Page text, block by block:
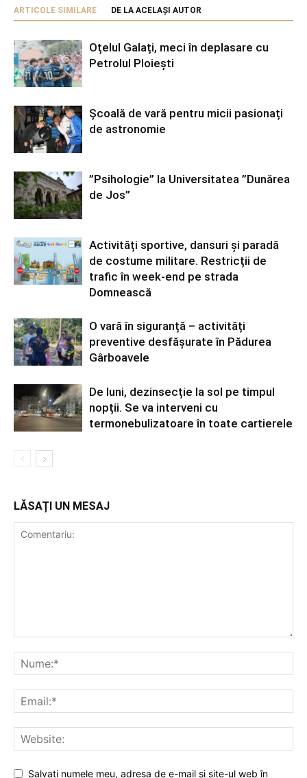
ARTICOLE SIMILARE DE LA ACELAȘI AUTOR
Oțelul Galați, meci în deplasare cu
Petrolul Ploiești
Școală de vară pentru micii pasionați
de astronomie
”Psihologie” la Universitatea ”Dunărea
de Jos”
Activități sportive, dansuri și paradă
de costume militare. Restricții de
trafic în week-end pe strada
Domnească
O vară în siguranță – activități
preventive desfășurate în Pădurea
Gârboavele
De luni, dezinsecție la sol pe timpul
nopții. Se va interveni cu
termonebulizatoare în toate cartierele
LĂSAȚI UN MESAJ
Salvați numele meu, adresa de e-mail și site-ul web în